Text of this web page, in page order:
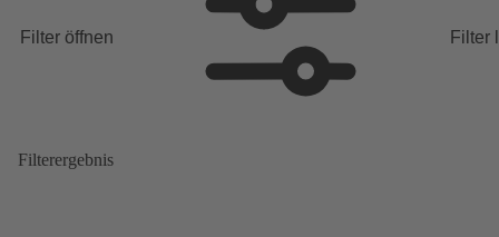
Filter öffnen Filter
Filterergebnis